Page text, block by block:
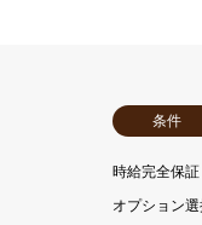
条件
時給完全保証
オプション